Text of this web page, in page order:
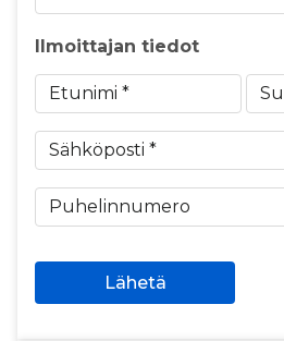
Ilmoittajan tiedot
Etunimi *
Sähköposti *
Puhelinnumero
Lähetä